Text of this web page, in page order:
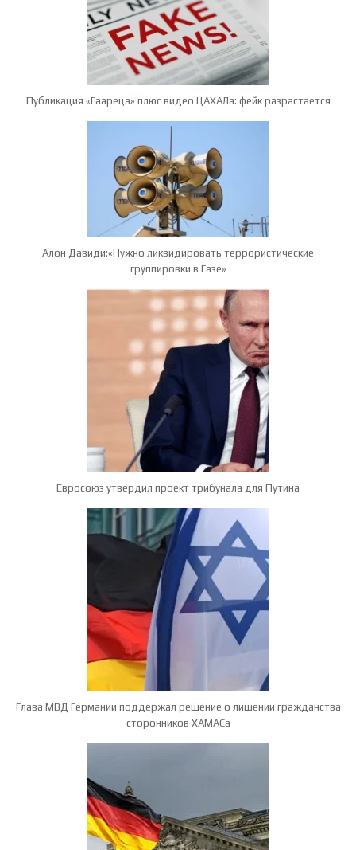
Публикация «Гаареца» плюс видео ЦАХАЛа: фейк разрастается
Алон Давиди:«Нужно ликвидировать террористические
группировки в Газе»
Евросоюз утвердил проект трибунала для Путина
Глава МВД Германии поддержал решение о лишении гражданства
сторонников ХАМАСа